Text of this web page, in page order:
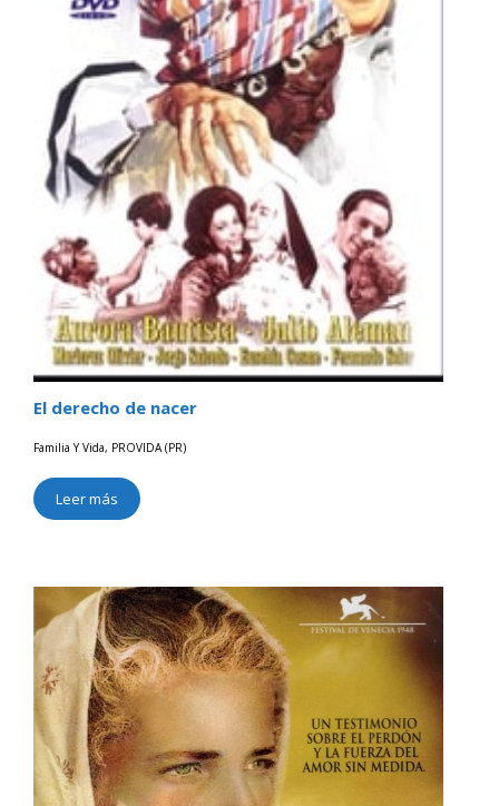
El derecho de nacer
Familia Y Vida, PROVIDA (PR)
Leer más